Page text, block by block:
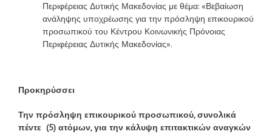
Περιφέρειας Δυτικής Μακεδονίας με θέμα: «Βεβαίωση
ανάληψης υποχρέωσης για την πρόσληψη επικουρικού
προσωπικού του Κέντρου Κοινωνικής Πρόνοιας
Περιφέρειας Δυτικής Μακεδονίας».
Προκηρύσσει
Την πρόσληψη επικουρικού προσωπικού, συνολικά
πέντε (5) ατόμων, για την κάλυψη επιτακτικών αναγκών